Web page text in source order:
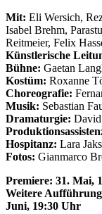
Mit: Eli Wersich,
Isabel Brehm,
Reitmeier, Felix
Künstlerische
Bühne: Gaetan
Kostüm: Roxanne
Choreografie:
Musik: Sebastian
Dramaturgie:
Hospitanz: Lara
Fotos: Gianmarco
Premiere: 31. Mai,
Weitere
Juni, 19:30 Uhr